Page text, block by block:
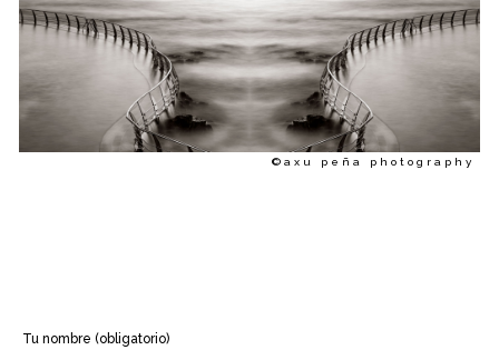
©axu peña photography
Tu nombre (obligatorio)